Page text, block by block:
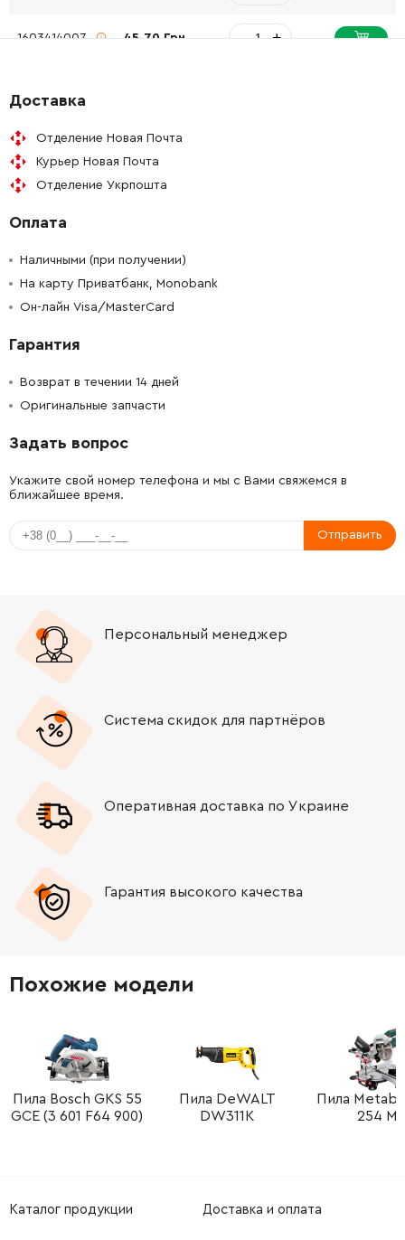
1603414007 45.70 Грн - +
1600305001 26.88 Грн
1600309012 26.88 Грн
1600025013
1603339006 57.33 Грн
106.18 Грн
- +
1601110470
1607014129
1607000231
1607000386
160111A3H3 72.58 Грн - +
1605430003
Доставка
Отделение Новая Почта
Курьер Новая Почта
Отделение Укрпошта
Оплата
Наличными (при получении)
На карту Приватбанк, Monobank
Он-лайн Visa/MasterCard
Гарантия
Возврат в течении 14 дней
Оригинальные запчасти
Задать вопрос
Укажите свой номер телефона и мы с Вами свяжемся в
ближайшее время.
Отправить
Персональный менеджер
Система скидок для партнёров
Оперативная доставка по Украине
Гарантия высокого качества
Похожие модели
Пила Bosch GKS 55
GCE (3 601 F64 900)
Пила DeWALT
DW311K
Пила
254 M
Каталог продукции Доставка и оплата